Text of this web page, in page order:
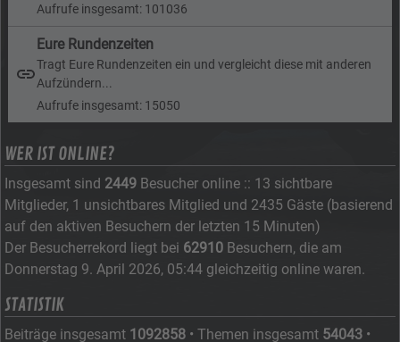
Aufrufe insgesamt: 101036
Eure Rundenzeiten
Tragt Eure Rundenzeiten ein und vergleicht diese mit anderen
Aufzündern...
Aufrufe insgesamt: 15050
WER IST ONLINE?
Insgesamt sind 2449 Besucher online :: 13 sichtbare
Mitglieder, 1 unsichtbares Mitglied und 2435 Gäste (basierend
auf den aktiven Besuchern der letzten 15 Minuten)
Der Besucherrekord liegt bei 62910 Besuchern, die am
Donnerstag 9. April 2026, 05:44 gleichzeitig online waren.
STATISTIK
Beiträge insgesamt 1092858 • Themen insgesamt 54043 •